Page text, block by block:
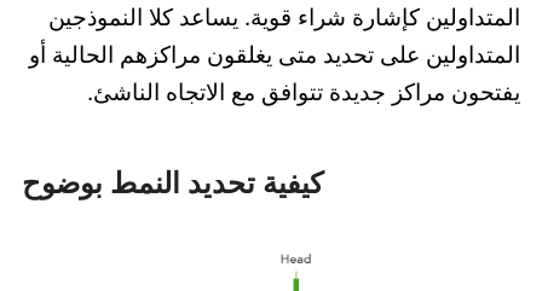
المتداولين كإشارة شراء قوية. يساعد كلا النموذجين
المتداولين على تحديد متى يغلقون مراكزهم الحالية أو
يفتحون مراكز جديدة تتوافق مع الاتجاه الناشئ.
كيفية تحديد النمط بوضوح